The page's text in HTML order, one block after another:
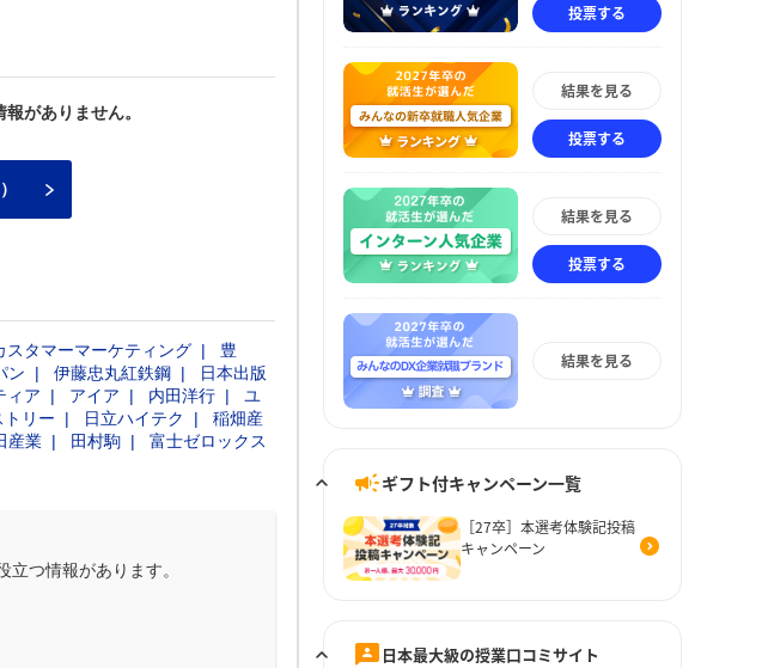
がありません。
スタマーマーケティング
豊
ン 伊藤忠丸紅鉄鋼
日本出版
ィア アイア 内田洋行
ユ
トリー 日立ハイテク
稲畑産
産業 田村駒
富士ゼロックス
つ情報があります。
投票する
結果を見る
投票する
結果を見る
投票する
結果を見る
ギフト付キャンペーン一覧
［27卒］本選考体験記投稿
キャンペーン
日本最大級の授業口コミサイト